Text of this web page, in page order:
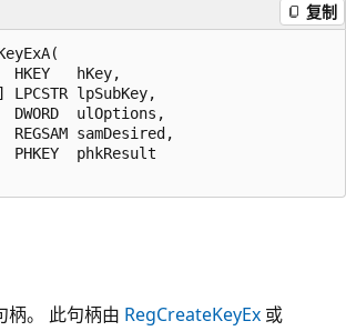
复制
HKEY   hKey,
LPCSTR lpSubKey,
DWORD  ulOptions,
REGSAM samDesired,
PHKEY  phkResult
柄。 此句柄由 RegCreateKeyEx 或